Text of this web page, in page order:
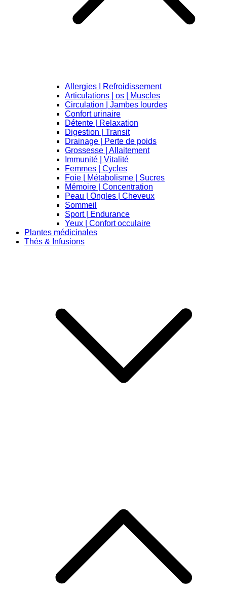
Allergies I Refroidissement
Articulations | os | Muscles
Circulation | Jambes lourdes
Confort urinaire
Détente | Relaxation
Digestion | Transit
Drainage | Perte de poids
Grossesse | Allaitement
Immunité | Vitalité
Femmes | Cycles
Foie | Métabolisme | Sucres
Mémoire | Concentration
Peau | Ongles | Cheveux
Sommeil
Sport | Endurance
Yeux | Confort occulaire
Plantes médicinales
Thés & Infusions